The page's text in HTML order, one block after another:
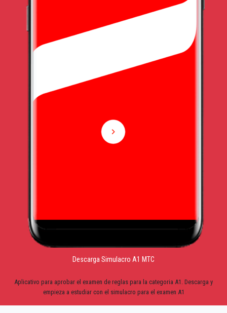
Descarga Simulacro A1 MTC
Aplicativo para aprobar el examen de reglas para la categoria A1. Descarga y
empieza a estudiar con el simulacro para el examen A1